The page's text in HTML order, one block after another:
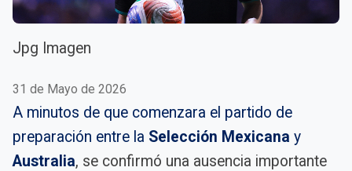
Jpg Imagen
31 de Mayo de 2026
A minutos de que comenzara el partido de
preparación entre la Selección Mexicana y
Australia, se confirmó una ausencia importante